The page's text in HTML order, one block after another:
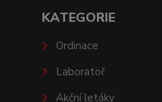
KATEGORIE
Ordinace
Laboratoř
Akční letáky